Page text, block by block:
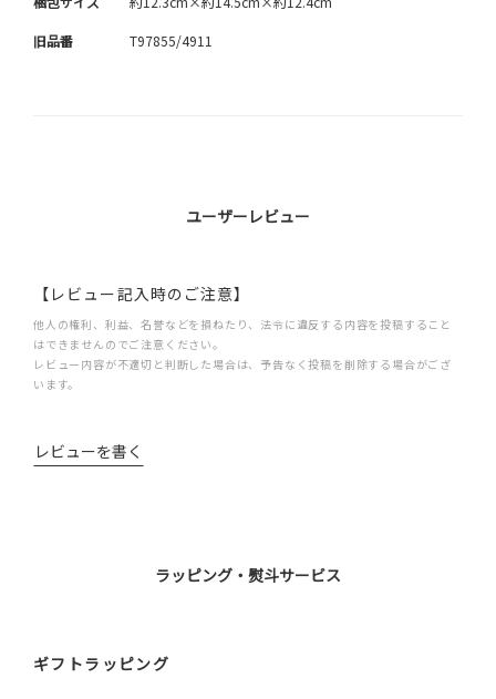
旧品番 T97855/4911
ユーザーレビュー
【レビュー記入時のご注意】
他人の権利、利益、名誉などを損ねたり、法令に違反する内容を投稿すること
はできませんのでご注意ください。
レビュー内容が不適切と判断した場合は、予告なく投稿を削除する場合がござ
います。
レビューを書く
ラッピング・熨斗サービス
ギフトラッピング